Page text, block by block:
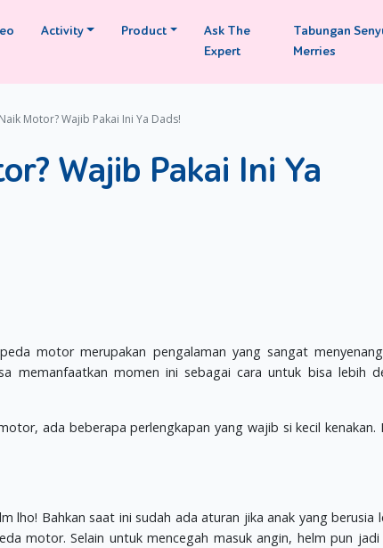
Activity Product
Ask The
Expert
Tabungan
Merries
Motor? Wajib Pakai Ini Ya Dads!
Wajib Pakai Ini Ya
motor merupakan pengalaman yang sangat
memanfaatkan momen ini sebagai cara untuk bisa lebih
ada beberapa perlengkapan yang wajib si kecil kenakan.
lho! Bahkan saat ini sudah ada aturan jika anak yang berusia
motor. Selain untuk mencegah masuk angin, helm pun